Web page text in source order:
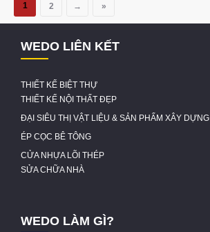
1 2 → »
WEDO LIÊN KẾT
THIẾT KẾ BIỆT THỰ
THIẾT KẾ NỘI THẤT ĐẸP
ĐẠI SIÊU THỊ VẬT LIỆU & SẢN PHẨM XÂY DỰNG
ÉP CỌC BÊ TÔNG
CỬA NHỰA LÕI THÉP
SỬA CHỮA NHÀ
WEDO LÀM GÌ?